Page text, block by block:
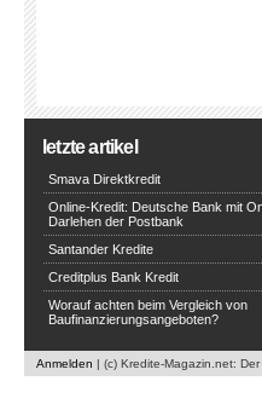
letzte artikel
Smava Direktkredit
Online-Kredit: Deutsche Bank mit
Darlehen der Postbank
Santander Kredite
Creditplus Bank Kredit
Worauf achten beim Vergleich von
Baufinanzierungsangeboten?
Anmelden | (c) Kredite-Magazin.net: